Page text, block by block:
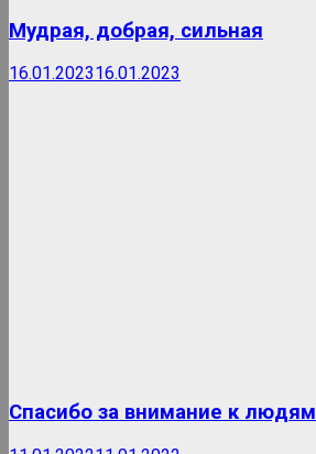
Мудрая, добрая, сильная
16.01.202316.01.2023
Спасибо за внимание к людям